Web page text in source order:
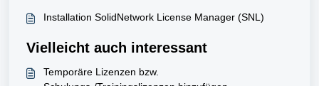
Installation SolidNetwork License Manager (SNL)
Vielleicht auch interessant
Temporäre Lizenzen bzw.